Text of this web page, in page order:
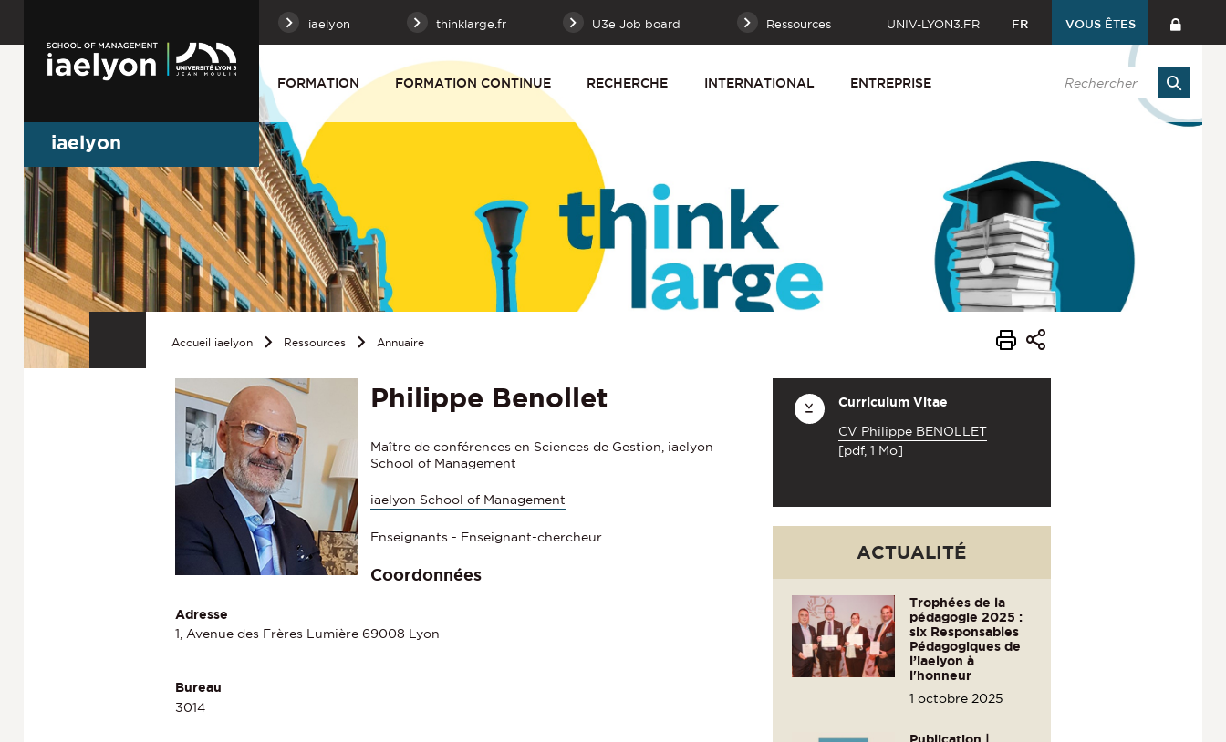
iaelyon thinklarge.fr U3e Job board Ressources UNIV-LYON3.FR FR VOUS ÊTES
FORMATION FORMATION CONTINUE RECHERCHE INTERNATIONAL ENTREPRISE
iaelyon
Accueil iaelyon Ressources Annuaire
Philippe Benollet
Maître de conférences en Sciences de Gestion, iaelyon
School of Management
iaelyon School of Management
Enseignants - Enseignant-chercheur
Coordonnées
Adresse
1, Avenue des Frères Lumière 69008 Lyon
Bureau
3014
Curriculum Vitae
CV Philippe BENOLLET
[pdf, 1 Mo]
ACTUALITÉ
Trophées de la
pédagogie 2025 :
six Responsables
Pédagogiques de
l’iaelyon à
l'honneur
1 octobre 2025
Publication |